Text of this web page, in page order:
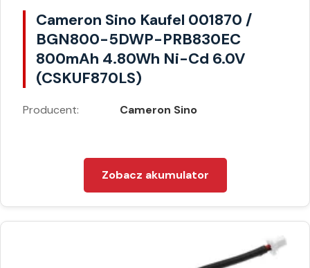
Cameron Sino Kaufel 001870 /
BGN800-5DWP-PRB830EC
800mAh 4.80Wh Ni-Cd 6.0V
(CSKUF870LS)
Producent: Cameron Sino
Zobacz akumulator